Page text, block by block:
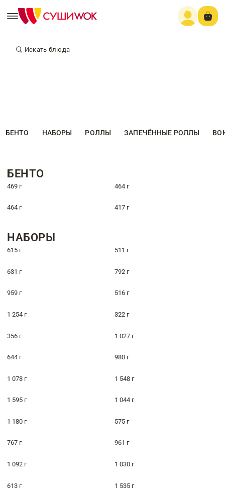
Искать блюда
БЕНТО НАБОРЫ РОЛЛЫ ЗАПЕЧЁННЫЕ РОЛЛЫ
БЕНТО
469 г 464 г
464 г 417 г
НАБОРЫ
615 г 511 г
631 г 792 г
959 г 516 г
1 254 г 322 г
356 г 1 027 г
644 г 980 г
1 078 г 1 548 г
1 595 г 1 044 г
1 180 г 575 г
767 г 961 г
1 092 г 1 030 г
613 г 1 535 г